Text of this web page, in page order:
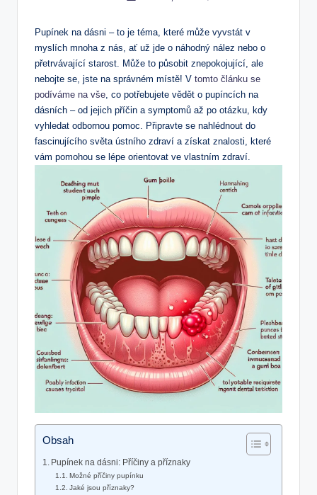
Pupínek na dásni – to je téma, které může vyvstát v
myslích mnoha z nás, ať už jde o náhodný nález nebo o
přetrvávající starost. Může to působit znepokojující, ale
nebojte se, jste na správném místě! V tomto článku se
podíváme na vše, co potřebujete vědět o pupíncích na
dásních – od jejich příčin a symptomů až po otázku, kdy
vyhledat odbornou pomoc. Připravte se nahlédnout do
fascinujícího světa ústního zdraví a získat znalosti, které
vám pomohou se lépe orientovat ve vlastním zdraví.
Obsah
Pupínek na dásni: Příčiny a příznaky
Možné příčiny pupínku
Jaké jsou příznaky?